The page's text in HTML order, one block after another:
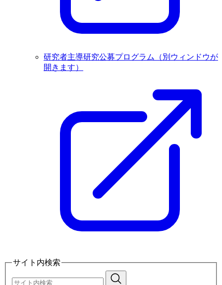
研究者主導研究公募プログラム
（別ウィンドウが
開きます）
サイト内検索